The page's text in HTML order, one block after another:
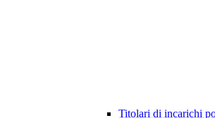
Titolari di incarichi